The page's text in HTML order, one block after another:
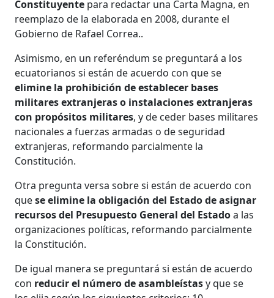
Constituyente para redactar una Carta Magna, en
reemplazo de la elaborada en 2008, durante el
Gobierno de Rafael Correa..
Asimismo, en un referéndum se preguntará a los
ecuatorianos si están de acuerdo con que se
elimine la prohibición de establecer bases
militares extranjeras o instalaciones extranjeras
con propósitos militares, y de ceder bases militares
nacionales a fuerzas armadas o de seguridad
extranjeras, reformando parcialmente la
Constitución.
Otra pregunta versa sobre si están de acuerdo con
quese elimine la obligación del Estado de asignar
recursos del Presupuesto General del Estadoa las
organizaciones políticas, reformando parcialmente
la Constitución.
De igual manera se preguntará si están de acuerdo
con reducir el número de asambleístasy que se